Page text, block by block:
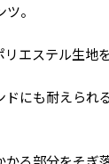
。
リエステル生地
にも耐えられ